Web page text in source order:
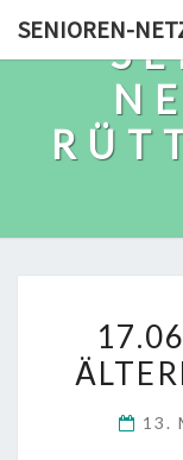
SENIOREN-
13.